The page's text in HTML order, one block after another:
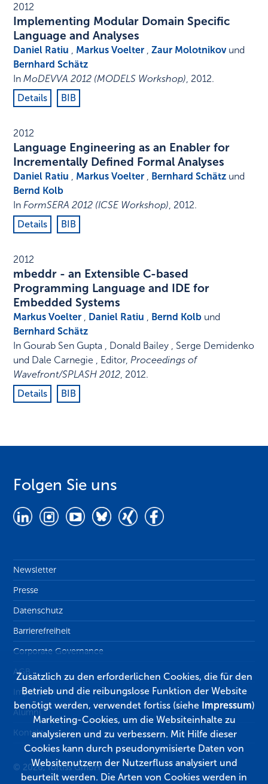
2012
Implementing Modular Domain Specific
Language and Analyses
Daniel Ratiu , Markus Voelter ,Zaur Molotnikovund
Bernhard Schätz
InMoDEVVA 2012 (MODELS Workshop), 2012.
Details
BIB
2012
Language Engineering as an Enabler for
Incrementally Defined Formal Analyses
Daniel Ratiu , Markus Voelter , Bernhard Schätz und
Bernd Kolb
InFormSERA 2012 (ICSE Workshop), 2012.
Details
BIB
2012
mbeddr - an Extensible C-based
Programming Language and IDE for
Embedded Systems
Markus Voelter , Daniel Ratiu , Bernd Kolb und
Bernhard Schätz
In Gourab Sen Gupta , Donald Bailey , Serge Demidenko
und Dale Carnegie , Editor,Proceedings of
Wavefront/SPLASH 2012, 2012.
Details
BIB
Folgen Sie uns
Newsletter
Presse
Datenschutz
Barrierefreiheit
Corporate Governance
AGB
Impressum
Alumni
Kontakt
© 2026, fortiss GmbH
Zusätzlich zu den erforderlichen Cookies, die für den
Betrieb und die reibungslose Funktion der Website
benötigt werden, verwendet fortiss (siehe Impressum)
Marketing-Cookies, um die Websiteinhalte zu
analysieren und zu verbessern. Mit Hilfe dieser
Cookies kann durch pseudonymisierte Daten von
Websitenutzern der Nutzerfluss analysiert und
beurteilt werden. Die Arten von Cookies werden in